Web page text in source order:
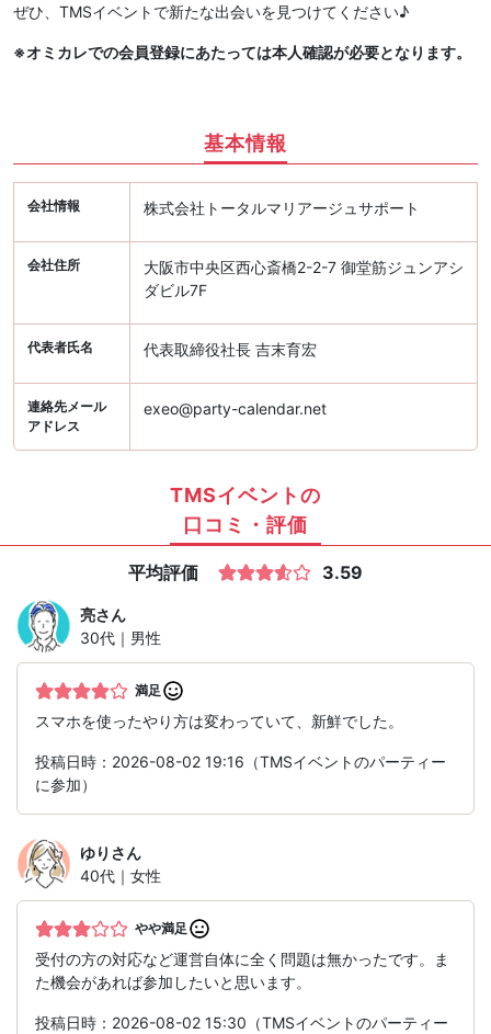
ぜひ、TMSイベントで新たな出会いを見つけてください♪
※オミカレでの会員登録にあたっては本人確認が必要となります。
基本情報
会社情報 株式会社トータルマリアージュサポート
会社住所
大阪市中央区西心斎橋2-2-7 御堂筋ジュンアシ
ダビル7F
代表者氏名 代表取締役社長 吉末育宏
連絡先メール
アドレス
exeo@party-calendar.net
TMSイベントの
口コミ・評価
平均評価 3.59
亮さん
30代｜男性
満足
スマホを使ったやり方は変わっていて、新鮮でした。
投稿日時：2026-08-02 19:16（TMSイベントのパーティー
に参加）
ゆり さん
40代｜女性
やや満足
受付の方の対応など運営自体に全く問題は無かったです。ま
た機会があれば参加したいと思います。
投稿日時：2026-08-02 15:30（TMSイベントのパーティー